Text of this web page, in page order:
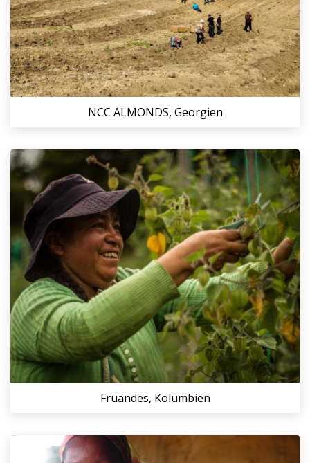
NCC ALMONDS, Georgien
Fruandes, Kolumbien